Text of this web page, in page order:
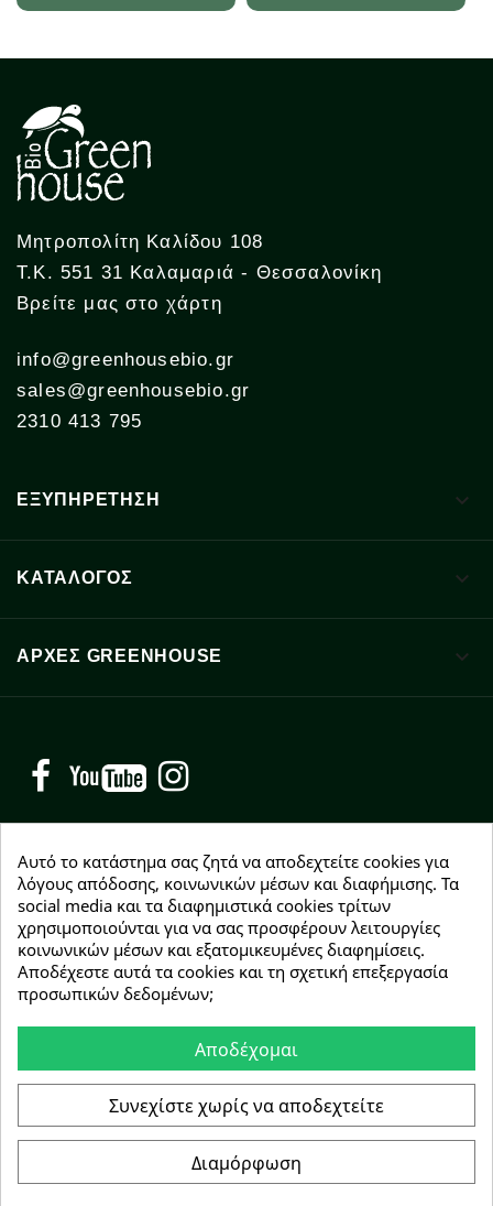
Μητροπολίτη Καλίδου 108
Τ.Κ. 551 31 Καλαμαριά - Θεσσαλονίκη
Βρείτε μας στο χάρτη
info@greenhousebio.gr
sales@greenhousebio.gr
2310 413 795
ΕΞΥΠΗΡΕΤΗΣΗ 
ΚΑΤΑΛΟΓΟΣ 
ΑΡΧΈΣ GREENHOUSE 
Facebook YouTube
NEWSLETTER
Εγγραφείτε δωρεάν και θα είστε οι πρώτοι που θα
λάβετε τα νέα μας γύρω από προσφορές, εκπτώσεις
και νέα προϊόντα.
Συμφωνώ με τουςόρους χρήσης
Copyright © 2026 Greenhousebio
Αυτό το κατάστημα σας ζητά να αποδεχτείτε cookies για
λόγους απόδοσης, κοινωνικών μέσων και διαφήμισης. Τα
social media και τα διαφημιστικά cookies τρίτων
χρησιμοποιούνται για να σας προσφέρουν λειτουργίες
κοινωνικών μέσων και εξατομικευμένες διαφημίσεις.
Αποδέχεστε αυτά τα cookies και τη σχετική επεξεργασία
προσωπικών δεδομένων;
Αποδέχομαι
Συνεχίστε χωρίς να αποδεχτείτε
Διαμόρφωση